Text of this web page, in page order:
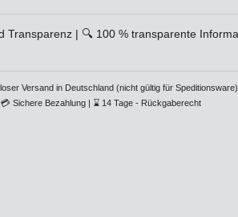
Transparenz | 🔍 100 % transparente
Versand in Deutschland (nicht gültig für Speditionsware).
💳 Sichere Bezahlung | ⌛ 14 Tage - Rückgaberecht